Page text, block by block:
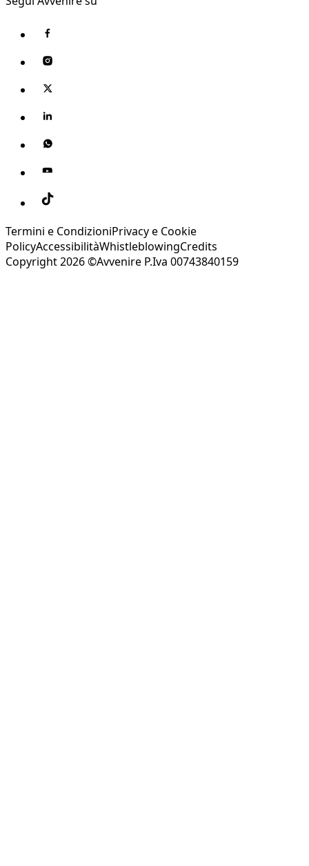
Termini e CondizioniPrivacy e Cookie
PolicyAccessibilitàWhistleblowingCredits
Copyright 2026 ©Avvenire P.Iva 00743840159